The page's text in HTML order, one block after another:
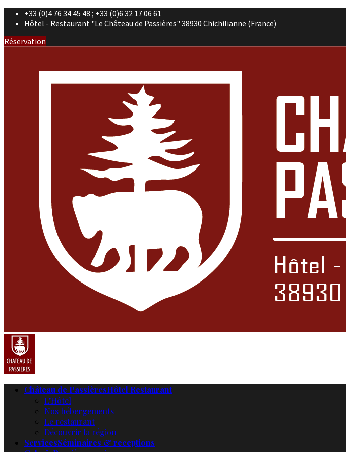
+33 (0)4 76 34 45 48 ; +33 (0)6 32 17 06 61
Hôtel - Restaurant "Le Château de Passières" 38930 Chichilianne (France)
Réservation
Château de PassièresHôtel Restaurant
L’Hôtel
Nos hébergements
Le restaurant
Découvrir la région
ServicesSéminaires & receptions